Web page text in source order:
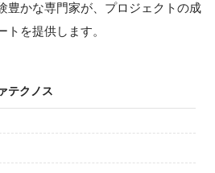
豊かな専門家が、プロジェクトの成
を提供します。
テクノス